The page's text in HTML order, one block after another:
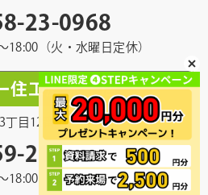
23-0968
18:00（火・水曜日定休）
住工房 米子店
丁目12番地13 Google Map
21-5968
18:00（火・水曜日定休）